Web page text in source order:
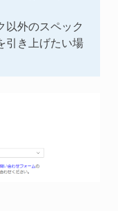
以外のスペック
引き上げたい場